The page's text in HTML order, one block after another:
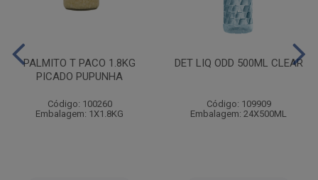
PALMITO T PACO 1.8KG
PICADO PUPUNHA
Código: 100260
Embalagem: 1X1.8KG
DET LIQ ODD 500ML CLEAR
Código: 109909
Embalagem: 24X500ML